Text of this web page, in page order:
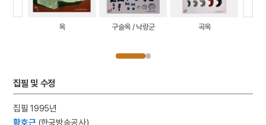
옥 구슬옥 / 낙랑군 곡옥
집필 및 수정
집필 1995년
황호근 (한국방송공사)